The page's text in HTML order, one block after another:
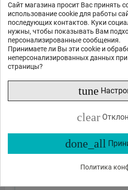
Сайт магазина просит Вас принять
использование cookie для работы
последующих контактов. Куки
нужны, чтобы показывать Вам
персонализированные сообщения.
Принимаете ли Вы эти cookie и
неперсонализированных данных
страницы?
tune
clear
done_all
Политика